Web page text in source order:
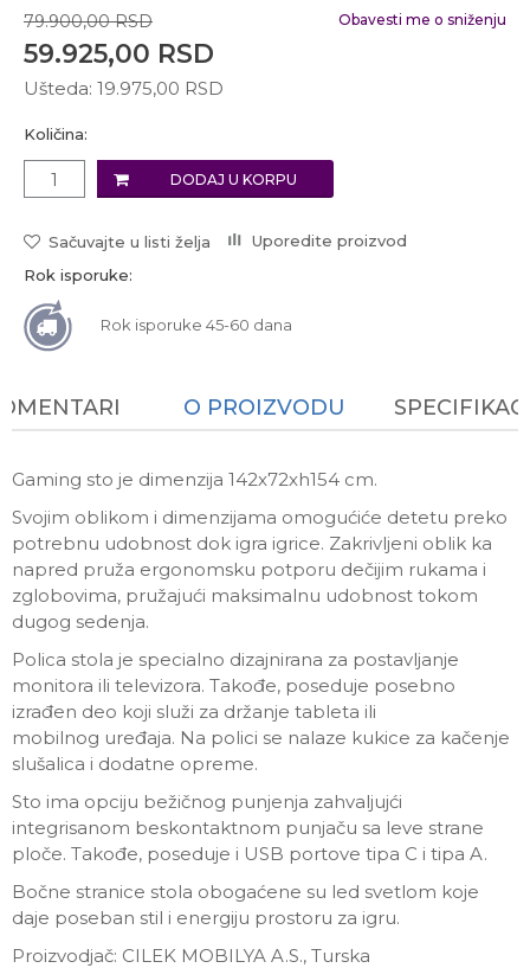
79.900,00 RSD
59.925,00 RSD
Ušteda: 19.975,00 RSD
Obavesti me o sniženju
Količina:
DODAJ U KORPU
Sačuvajte u listi želja
Uporedite proizvod
Rok isporuke:
Rok isporuke 45-60 dana
O PROIZVODU
Gaming sto je dimenzija 142x72xh154 cm.
Svojim oblikom i dimenzijama omogućiće detetu preko
potrebnu udobnost dok igra igrice. Zakrivljeni oblik ka
napred pruža ergonomsku potporu dečijim rukama i
zglobovima, pružajući maksimalnu udobnost tokom
dugog sedenja.
Polica stola je specialno dizajnirana za postavljanje
monitora ili televizora. Takođe, poseduje posebno
izrađen deo koji služi za držanje tableta ili
mobilnog uređaja. Na polici se nalaze kukice za kačenje
slušalica i dodatne opreme.
Sto ima opciju bežičnog punjenja zahvaljujći
integrisanom beskontaktnom punjaču sa leve strane
ploče. Takođe, poseduje i USB portove tipa C i tipa A.
Bočne stranice stola obogaćene su led svetlom koje
daje poseban stil i energiju prostoru za igru.
Proizvodjač: CILEK MOBILYA A.S., Turska